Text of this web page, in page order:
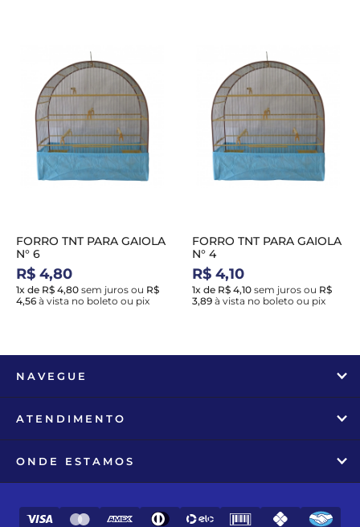
FORRO TNT PARA GAIOLA
N° 6
R$ 4,80
1x de R$ 4,80 sem juros ou R$
4,56 à vista no boleto ou pix
FORRO TNT PARA GAIOLA
N° 4
R$ 4,10
1x de R$ 4,10 sem juros ou R$
3,89 à vista no boleto ou pix
NAVEGUE
ATENDIMENTO
ONDE ESTAMOS